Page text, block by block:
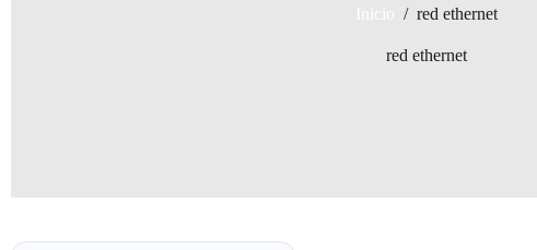
/ red ethernet
red ethernet